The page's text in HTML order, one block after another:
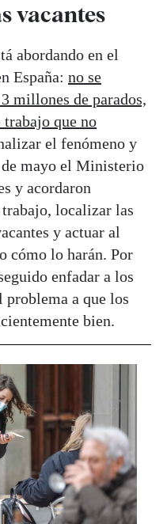
vacantes
abordando en el
España: no se
millones de parados,
trabajo que no
el fenómeno y
mayo el Ministerio
y acordaron
localizar las
y actuar al
cómo lo harán. Por
enfadar a los
problema a que los
bien.